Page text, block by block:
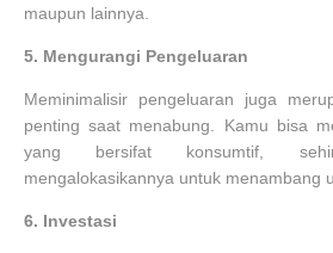
maupun lainnya.
5. Mengurangi Pengeluaran
Meminimalisir pengeluaran juga
penting saat menabung. Kamu bisa
yang bersifat konsumtif,
mengalokasikannya untuk menambang
6. Investasi